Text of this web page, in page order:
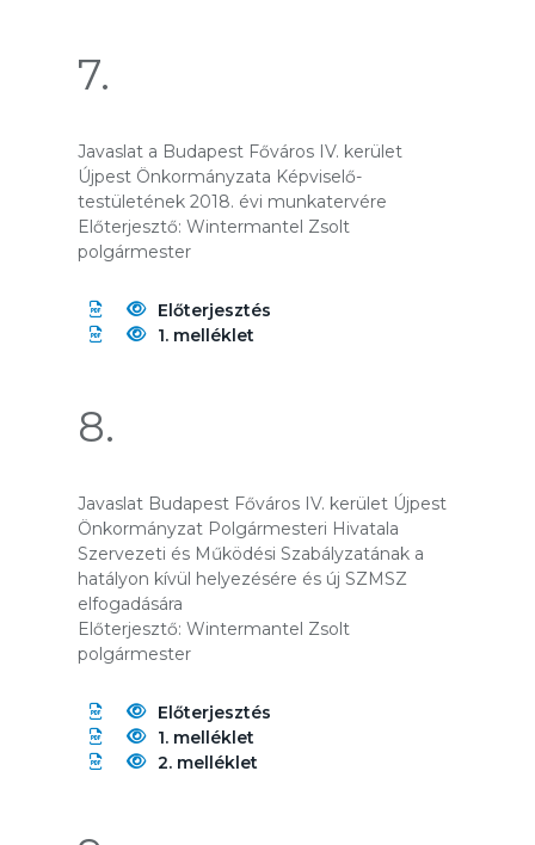
7.
Javaslat a Budapest Főváros IV. kerület
Újpest Önkormányzata Képviselő-
testületének 2018. évi munkatervére
Előterjesztő: Wintermantel Zsolt
polgármester
Előterjesztés
1. melléklet
8.
Javaslat Budapest Főváros IV. kerület Újpest
Önkormányzat Polgármesteri Hivatala
Szervezeti és Működési Szabályzatának a
hatályon kívül helyezésére és új SZMSZ
elfogadására
Előterjesztő: Wintermantel Zsolt
polgármester
Előterjesztés
1. melléklet
2. melléklet